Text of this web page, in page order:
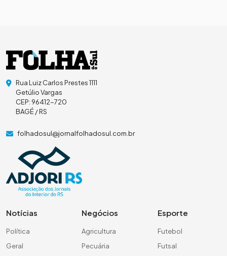
Rua Luiz Carlos Prestes 1111
Getúlio Vargas
CEP: 96412-720
BAGÉ / RS
folhadosul@jornalfolhadosul.com.br
Notícias
Política
Geral
Negócios
Agricultura
Pecuária
Esporte
Futebol
Futsal